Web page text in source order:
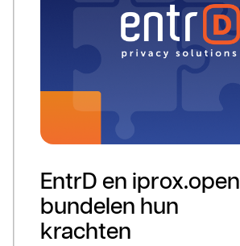
EntrD en iprox.open
bundelen hun
krachten